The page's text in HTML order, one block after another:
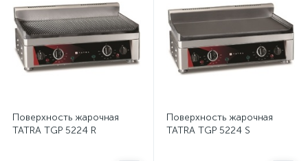
Поверхность жарочная
TATRA TGP 5224 R
Поверхность жарочная
TATRA TGP 5224 S